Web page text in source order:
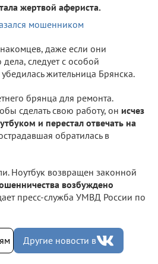
жертвой афериста.
даже если они
следует с особой
жительница Брянска.
брянца для ремонта.
сделать свою работу, он исчез
и перестал отвечать на
обратилась в
Ноутбук возвращен законной
возбуждено
пресс-служба УМВД России по
Другие новости в